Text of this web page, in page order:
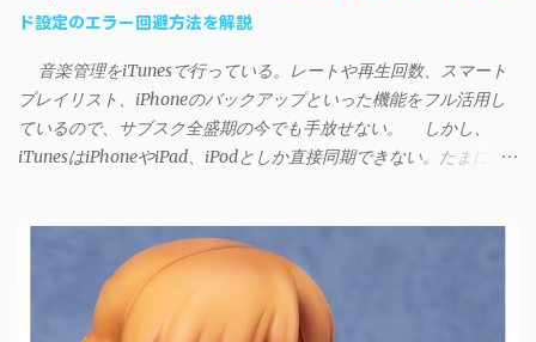
ド設定のエラー回避方法を解説
音楽管理をiTunesで行っている。レートや再生回数、スマート
プレイリスト、iPhoneのバックアップといった機能をフル活用し
ているので、サブスク全盛期の今でも手放せない。 しかし、
iTunesはiPhoneやiPad、iPodとしか直接同期できない。たまに
ドパーティー製のアプリを PC と Androidデバイス それぞれにイン
ストールすれば、Wi-Fiや USB接続 を通じて同期できるようにな
る。私も 2012年頃にAndroidウォークマン を使い始めた頃から便
利に活用させてもらっていたのだが、2023年現在はiSyncrを使っ